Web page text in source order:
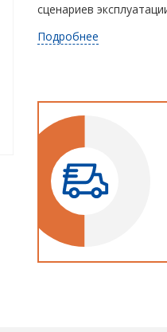
сценариев
Подробнее